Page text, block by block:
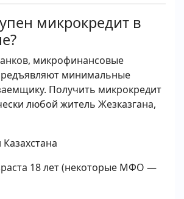
микрокредит в
микрофинансовые
минимальные
Получить микрокредит
любой житель Жезказгана,
18 лет (некоторые МФО —